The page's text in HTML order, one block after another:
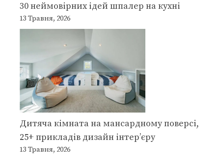
30 неймовірних ідей шпалер на кухні
13 Травня, 2026
Дитяча кімната на мансардному поверсі,
25+ прикладів дизайн інтер’єру
13 Травня, 2026